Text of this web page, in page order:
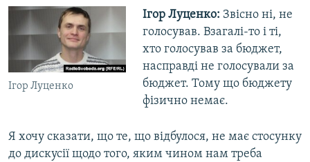
Ігор Луценко
Ігор Луценко: Звісно ні, не
голосував. Взагалі-то і ті,
хто голосував за бюджет,
насправді не голосували за
бюджет. Тому що бюджету
фізично немає.
Я хочу сказати, що те, що відбулося, не має стосунку
до дискусії щодо того, яким чином нам треба